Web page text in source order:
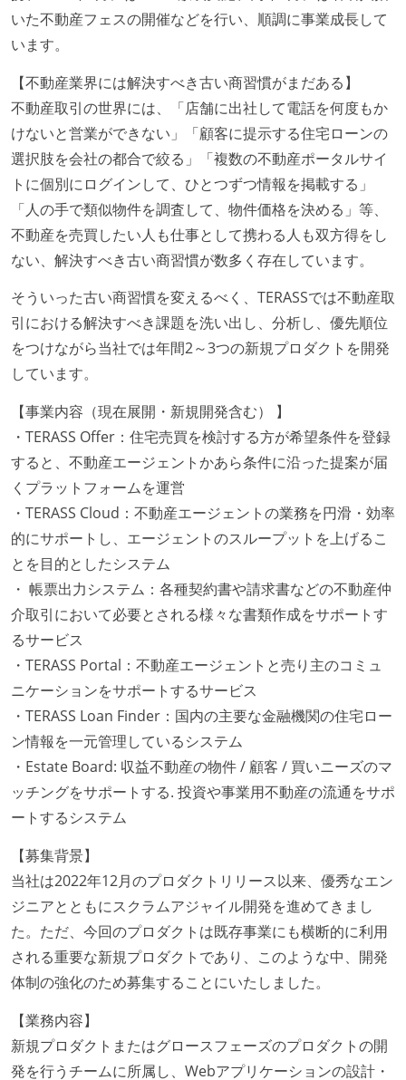
いた不動産フェスの開催などを行い、順調に事業成長して
います。
【不動産業界には解決すべき古い商習慣がまだある】
不動産取引の世界には、「店舗に出社して電話を何度もか
けないと営業ができない」「顧客に提示する住宅ローンの
選択肢を会社の都合で絞る」「複数の不動産ポータルサイ
トに個別にログインして、ひとつずつ情報を掲載する」
「人の手で類似物件を調査して、物件価格を決める」等、
不動産を売買したい人も仕事として携わる人も双方得をし
ない、解決すべき古い商習慣が数多く存在しています。
そういった古い商習慣を変えるべく、TERASSでは不動産取
引における解決すべき課題を洗い出し、分析し、優先順位
をつけながら当社では年間2～3つの新規プロダクトを開発
しています。
【事業内容（現在展開・新規開発含む） 】
・TERASS Offer：住宅売買を検討する方が希望条件を登録
すると、不動産エージェントかあら条件に沿った提案が届
くプラットフォームを運営
・TERASS Cloud：不動産エージェントの業務を円滑・効率
的にサポートし、エージェントのスループットを上げるこ
とを目的としたシステム
・ 帳票出力システム：各種契約書や請求書などの不動産仲
介取引において必要とされる様々な書類作成をサポートす
るサービス
・TERASS Portal：不動産エージェントと売り主のコミュ
ニケーションをサポートするサービス
・TERASS Loan Finder：国内の主要な金融機関の住宅ロー
ン情報を一元管理しているシステム
・Estate Board: 収益不動産の物件 / 顧客 / 買いニーズのマ
ッチングをサポートする. 投資や事業用不動産の流通をサポ
ートするシステム
【募集背景】
当社は2022年12月のプロダクトリリース以来、優秀なエン
ジニアとともにスクラムアジャイル開発を進めてきまし
た。ただ、今回のプロダクトは既存事業にも横断的に利用
される重要な新規プロダクトであり、このような中、開発
体制の強化のため募集することにいたしました。
【業務内容】
新規プロダクトまたはグロースフェーズのプロダクトの開
発を行うチームに所属し、Webアプリケーションの設計・